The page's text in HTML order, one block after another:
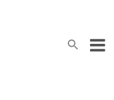
Search
Search Button